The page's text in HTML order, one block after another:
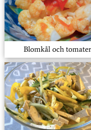
Blomkål och tomater